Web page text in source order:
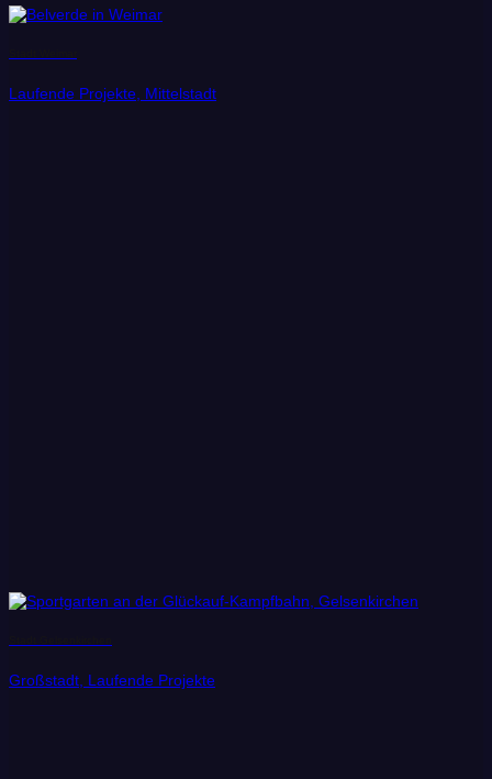
Laufende Projekte, Mittelstadt
Großstadt, Laufende Projekte